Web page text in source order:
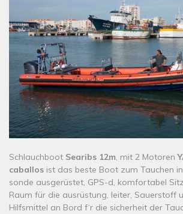
​​Schlauchboot Searibs 12m, mit 2 Motoren
caballos ist das beste Boot zum Tauchen
sonde ausgerüstet, GPS-d, komfortabel
Raum für die ausrüstung, leiter, Sauerstoff
Hilfsmittel an Bord f¨r die sicherheit der